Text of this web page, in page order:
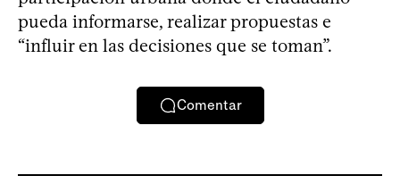
pueda informarse, realizar propuestas e
“influir en las decisiones que se toman”.
Comentar